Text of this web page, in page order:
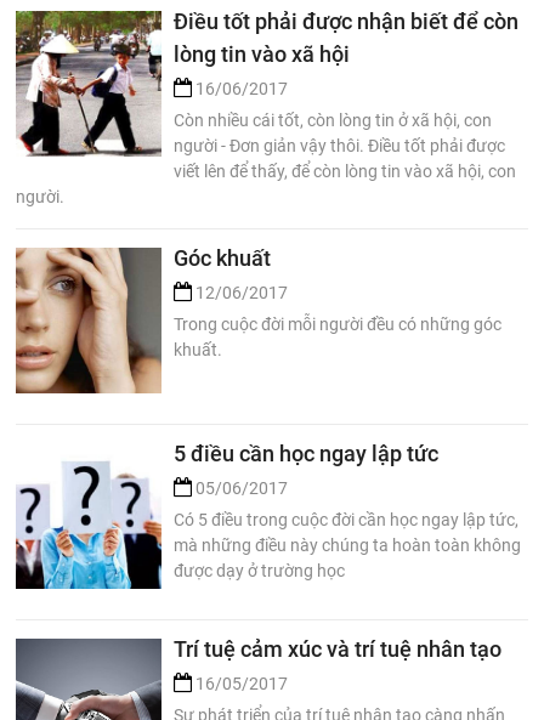
Điều tốt phải được nhận biết để còn
lòng tin vào xã hội
16/06/2017
Còn nhiều cái tốt, còn lòng tin ở xã hội, con
người - Đơn giản vậy thôi. Điều tốt phải được
viết lên để thấy, để còn lòng tin vào xã hội, con
người.
Góc khuất
12/06/2017
Trong cuộc đời mỗi người đều có những góc
khuất.
5 điều cần học ngay lập tức
05/06/2017
Có 5 điều trong cuộc đời cần học ngay lập tức,
mà những điều này chúng ta hoàn toàn không
được dạy ở trường học
Trí tuệ cảm xúc và trí tuệ nhân tạo
16/05/2017
Sự phát triển của trí tuệ nhân tạo càng nhấn